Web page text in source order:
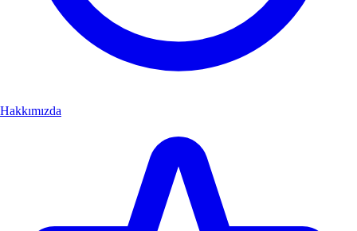
Hakkımızda